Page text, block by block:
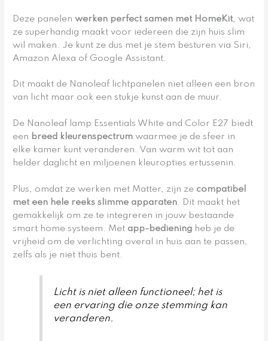
Deze panelenwerken perfect samen met HomeKit, wat
ze superhandig maakt voor iedereen die zijn huis slim
wil maken. Je kunt ze dus met je stem besturen via Siri,
Amazon Alexa of Google Assistant.
Dit maakt de Nanoleaf lichtpanelen niet alleen een bron
van licht maar ook een stukje kunst aan de muur.
De Nanoleaf lamp Essentials White and Color E27 biedt
een breed kleurenspectrum waarmee je de sfeer in
elke kamer kunt veranderen. Van warm wit tot aan
helder daglicht en miljoenen kleuropties ertussenin.
Plus, omdat ze werken met Matter, zijn ze compatibel
met een hele reeks slimme apparaten. Dit maakt het
gemakkelijk om ze te integreren in jouw bestaande
smart home systeem. Met app-bediening heb je de
vrijheid om de verlichting overal in huis aan te passen,
zelfs als je niet thuis bent.
Licht is niet alleen functioneel; het is
een ervaring die onze stemming kan
veranderen.